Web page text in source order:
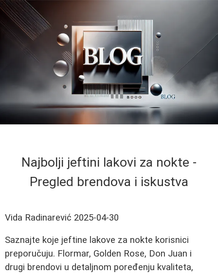
Najbolji jeftini lakovi za nokte -
Pregled brendova i iskustva
Vida Radinarević 2025-04-30
Saznajte koje jeftine lakove za nokte korisnici
preporučuju. Flormar, Golden Rose, Don Juan i
drugi brendovi u detaljnom poređenju kvaliteta,